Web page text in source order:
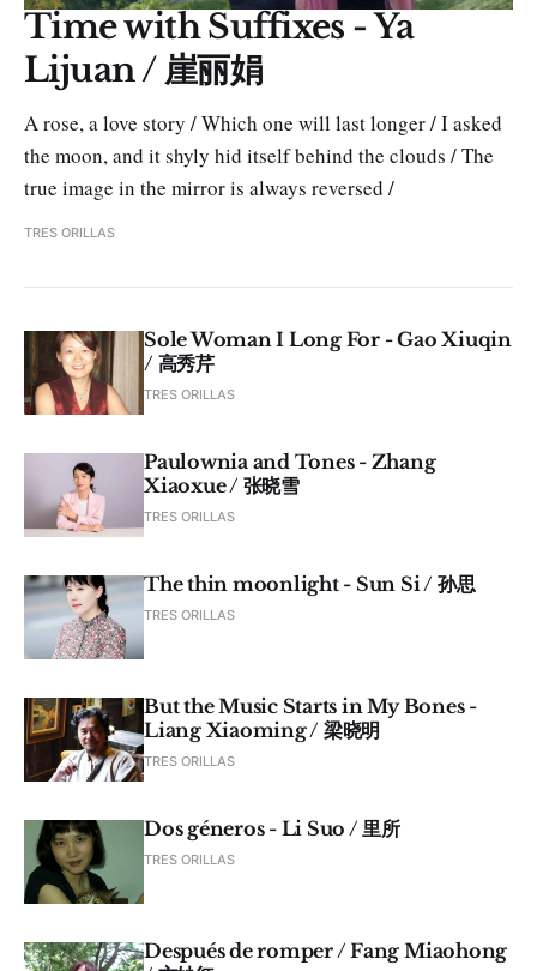
Time with Suffixes - Ya
Lijuan / 崖丽娟
A rose, a love story / Which one will last longer / I asked
the moon, and it shyly hid itself behind the clouds / The
true image in the mirror is always reversed /
TRES ORILLAS
Sole Woman I Long For - Gao Xiuqin
/ 高秀芹
TRES ORILLAS
Paulownia and Tones - Zhang
Xiaoxue / 张晓雪
TRES ORILLAS
The thin moonlight - Sun Si / 孙思
TRES ORILLAS
But the Music Starts in My Bones -
Liang Xiaoming / 梁晓明
TRES ORILLAS
Dos géneros - Li Suo / 里所
TRES ORILLAS
Después de romper / Fang Miaohong